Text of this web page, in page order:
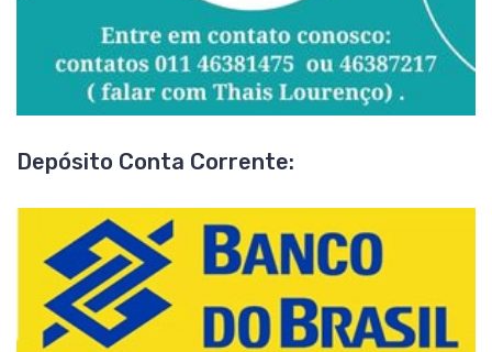
Depósito Conta Corrente: